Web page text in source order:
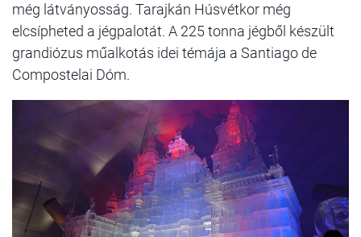
még látványosság. Tarajkán Húsvétkor még
elcsípheted a jégpalotát. A 225 tonna jégből készült
grandiózus műalkotás idei témája a Santiago de
Compostelai Dóm.